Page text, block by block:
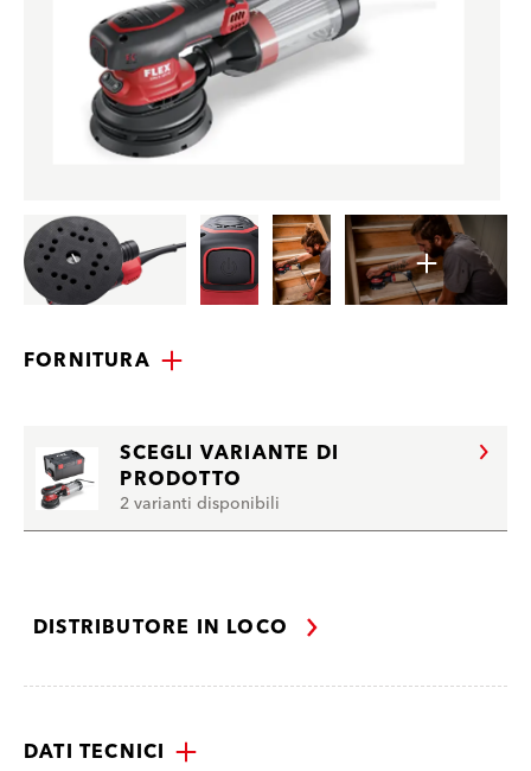
FORNITURA
SCEGLI VARIANTE DI
PRODOTTO
2 varianti disponibili
DISTRIBUTORE IN LOCO
DATI TECNICI